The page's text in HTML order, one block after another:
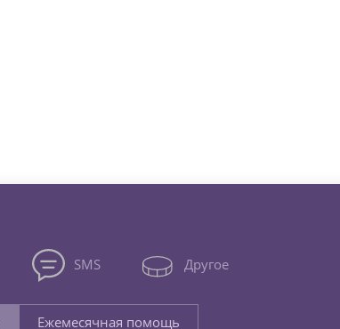
SMS Другое
Ежемесячная помощь